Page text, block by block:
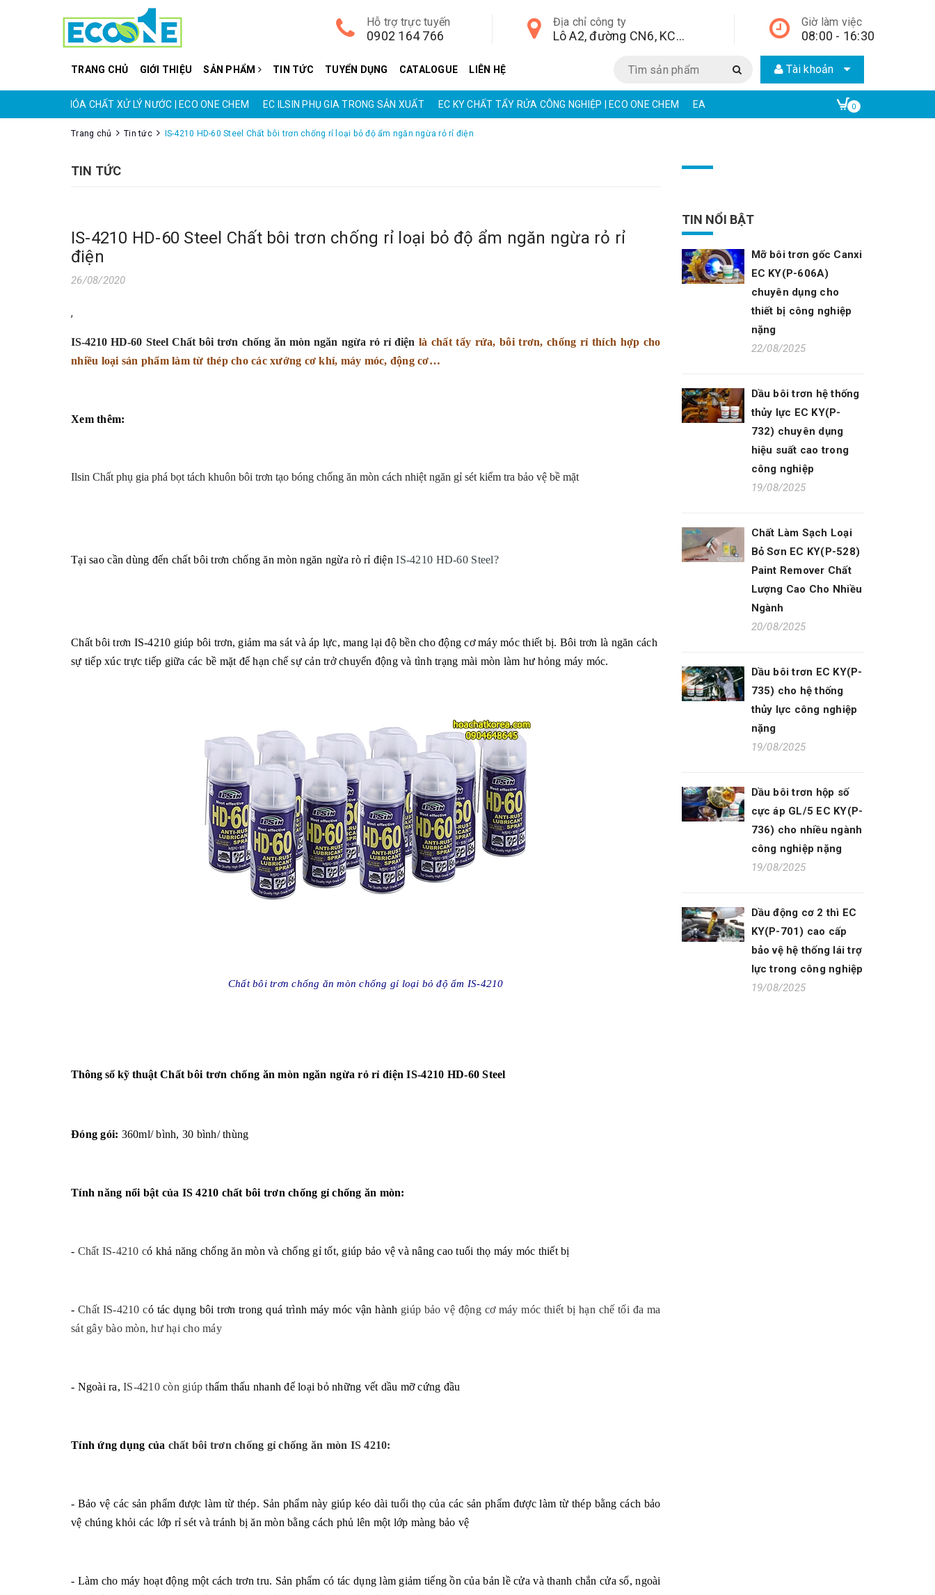
Giờ làm việc
08:00 - 16:30
Địa chỉ công ty
Lô A2, đường CN6, KCN Từ Liêm, quận Bắc Từ Liêm, Hà Nội, Hà Nội,
Hỗ trợ trực tuyến
0902 164 766
TRANG CHỦ GIỚI THIỆU SẢN PHẨM TIN TỨC TUYỂN DỤNG CATALOGUE LIÊN HỆ Tài khoản
HÓA CHẤT XỬ LÝ NƯỚC | ECO ONE CHEM EC ILSIN PHỤ GIA TRONG SẢN XUẤT EC KY CHẤT TẨY RỬA CÔNG NGHIỆP | ECO ONE CHEM EAR CHẤT TẨY RỬA CÔNG NGHIỆP | ECO ONE CHEM
0
Trang chủ Tin tức IS-4210 HD-60 Steel Chất bôi trơn chống rỉ loại bỏ độ ẩm ngăn ngừa rỏ rỉ điện
TIN TỨC
IS-4210 HD-60 Steel Chất bôi trơn chống rỉ loại bỏ độ ẩm ngăn ngừa rỏ rỉ
điện
26/08/2020
,
IS-4210 HD-60 Steel Chất bôi trơn chống ăn mòn ngăn ngừa rỏ rỉ điện là chất tẩy rửa, bôi trơn, chống rỉ thích hợp cho
nhiều loại sản phẩm làm từ thép cho các xưởng cơ khí, máy móc, động cơ…
Xem thêm:
Ilsin Chất phụ gia phá bọt tách khuôn bôi trơn tạo bóng chống ăn mòn cách nhiệt ngăn gỉ sét kiểm tra bảo vệ bề mặt
Tại sao cần dùng đến chất bôi trơn chống ăn mòn ngăn ngừa rò rỉ điệnIS-4210 HD-60 Steel?
Chất bôi trơn IS-4210 giúp bôi trơn, giảm ma sát và áp lực, mang lại độ bền cho động cơ máy móc thiết bị. Bôi trơn là ngăn cách
sự tiếp xúc trực tiếp giữa các bề mặt để hạn chế sự cản trở chuyển động và tình trạng mài mòn làm hư hỏng máy móc.
Chất bôi trơn chống ăn mòn chống gỉ loại bỏ độ ẩm IS-4210
Thông số kỹ thuật Chất bôi trơn chống ăn mòn ngăn ngừa rỏ rỉ điệnIS-4210 HD-60 Steel
Đóng gói: 360ml/ bình, 30 bình/ thùng
Tính năng nổi bật của IS 4210 chất bôi trơn chống gỉ chống ăn mòn:
- Chất IS-4210 có khả năng chống ăn mòn và chống gỉ tốt, giúp bảo vệ và nâng cao tuổi thọ máy móc thiết bị
-Chất IS-4210 có tác dụng bôi trơn trong quá trình máy móc vận hành giúp bảo vệ động cơ máy móc thiết bị hạn chế tối đa ma
sát gây bào mòn, hư hại cho máy
- Ngoài ra, IS-4210 còn giúp thẩm thấu nhanh để loại bỏ những vết dầu mỡ cứng đầu
Tính ứng dụng của chất bôi trơn chống gỉ chống ăn mòn IS 4210:
- Bảo vệ các sản phẩm được làm từ thép. Sản phẩm này giúp kéo dài tuổi thọ của các sản phẩm được làm từ thép bằng cách bảo
vệ chúng khỏi các lớp rỉ sét và tránh bị ăn mòn bằng cách phủ lên một lớp màng bảo vệ
- Làm cho máy hoạt động một cách trơn tru. Sản phẩm có tác dụng làm giảm tiếng ồn của bản lề cửa và thanh chắn cửa sổ, ngoài
TIN NỔI BẬT
Mỡ bôi trơn gốc Canxi
EC KY(P-606A)
chuyên dụng cho
thiết bị công nghiệp
nặng
22/08/2025
Dầu bôi trơn hệ thống
thủy lực EC KY(P-
732) chuyên dụng
hiệu suất cao trong
công nghiệp
19/08/2025
Chất Làm Sạch Loại
Bỏ Sơn EC KY(P-528)
Paint Remover Chất
Lượng Cao Cho Nhiều
Ngành
20/08/2025
Dầu bôi trơn EC KY(P-
735) cho hệ thống
thủy lực công nghiệp
nặng
19/08/2025
Dầu bôi trơn hộp số
cực áp GL/5 EC KY(P-
736) cho nhiều ngành
công nghiệp nặng
19/08/2025
Dầu động cơ 2 thì EC
KY(P-701) cao cấp
bảo vệ hệ thống lái trợ
lực trong công nghiệp
19/08/2025